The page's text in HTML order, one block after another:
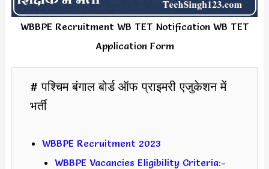
WBBPE Recruitment WB TET Notification WB TET
Application Form
# पश्चिम बंगाल बोर्ड ऑफ प्राइमरी एजुकेशन में
भर्ती
WBBPE Recruitment 2023
WBBPE Vacancies Eligibility Criteria:-